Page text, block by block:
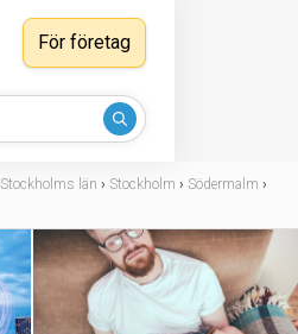
För företag
Stockholms län › Stockholm › Södermalm ›